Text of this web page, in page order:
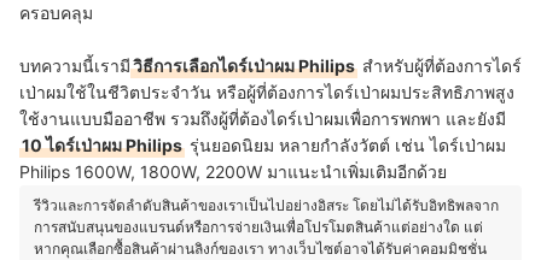
ครอบคลุม
บทความนี้เรามีวิธีการเลือกไดร์เป่าผม Philips สำหรับผู้ที่ต้องการไดร์
เป่าผมใช้ในชีวิตประจำวัน หรือผู้ที่ต้องการไดร์เป่าผมประสิทธิภาพสูง
ใช้งานแบบมืออาชีพ รวมถึงผู้ที่ต้องไดร์เป่าผมเพื่อการพกพา และยังมี
10 ไดร์เป่าผม Philips รุ่นยอดนิยม หลายกำลังวัตต์ เช่น ไดร์เป่าผม
Philips 1600W, 1800W, 2200W มาแนะนำเพิ่มเติมอีกด้วย
รีวิวและการจัดลำดับสินค้าของเราเป็นไปอย่างอิสระ โดยไม่ได้รับอิทธิพลจาก
การสนับสนุนของแบรนด์หรือการจ่ายเงินเพื่อโปรโมตสินค้าแต่อย่างใด แต่
หากคุณเลือกซื้อสินค้าผ่านลิงก์ของเรา ทางเว็บไซต์อาจได้รับค่าคอมมิชชั่น